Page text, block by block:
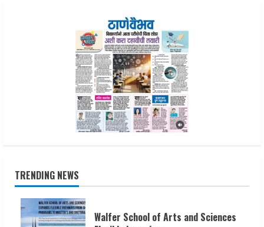
TRENDING NEWS
Walfer School of Arts and Sciences